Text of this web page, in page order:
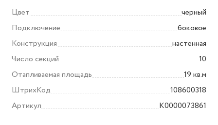
Цвет
черный
Подключение
боковое
Конструкция
настенная
Число секций
10
Отапливаемая площадь
19 кв.м
ШтрихКод
108600318
Артикул
K0000073861